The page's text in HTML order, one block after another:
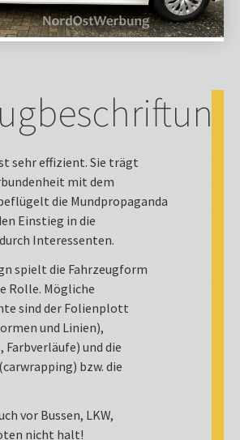
sehr effizient. Sie trägt
mit dem
die Mundpropaganda
Einstieg in die
Interessenten.
spielt die Fahrzeugform
Rolle. Mögliche
sind der Folienplott
und Linien),
und die
bzw. die
vor Bussen, LKW,
nicht halt!